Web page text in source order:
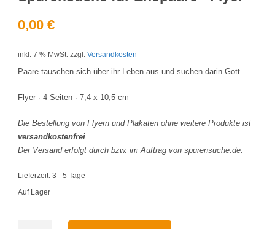
0,00 €
inkl. 7 % MwSt. zzgl. Versandkosten
Paare tauschen sich über ihr Leben aus und suchen darin Gott.
Flyer · 4 Seiten · 7,4 x 10,5 cm
Die Bestellung von Flyern und Plakaten ohne weitere Produkte ist
versandkostenfrei.
Der Versand erfolgt durch bzw. im Auftrag von spurensuche.de.
Lieferzeit: 3 - 5 Tage
Auf Lager